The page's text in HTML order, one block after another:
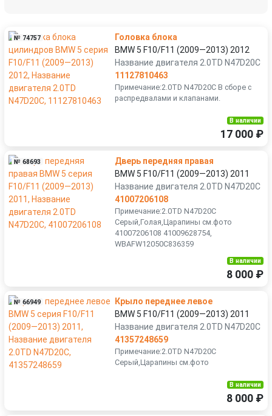
№ 74757
Головка блока
BMW 5 F10/F11 (2009—2013) 2012
Название двигателя 2.0TD N47D20C
11127810463
Примечание:2.0TD N47D20C В сборе с
распредвалами и клапанами.
В наличии
17 000 ₽
№ 68693
Дверь передняя правая
BMW 5 F10/F11 (2009—2013) 2011
Название двигателя 2.0TD N47D20C
41007206108
Примечание:2.0TD N47D20C
Серый,Голая,Царапины см.фото
41007206108 41009628754,
WBAFW12050C836359
В наличии
8 000 ₽
№ 66949
Крыло переднее левое
BMW 5 F10/F11 (2009—2013) 2011
Название двигателя 2.0TD N47D20C
41357248659
Примечание:2.0TD N47D20C
Серый,Царапины см.фото
В наличии
8 000 ₽